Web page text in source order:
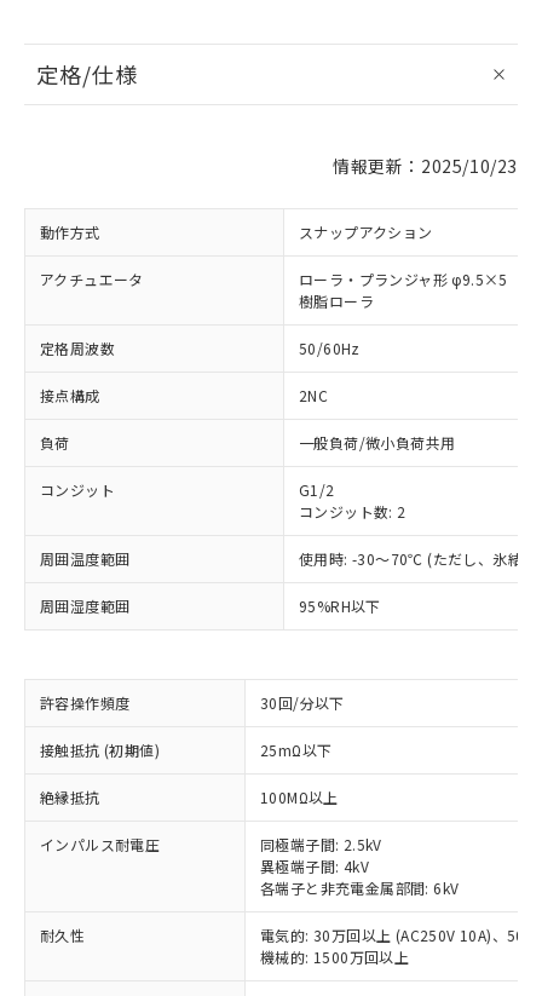
定格/仕様
情報更新：2025/10/23
動作方式 スナップアクション
アクチュエータ
ローラ・プランジャ形 φ9.5×5
樹脂ローラ
定格周波数 50/60Hz
接点構成 2NC
負荷 一般負荷/微小負荷共用
コンジット
G1/2
コンジット数: 2
周囲温度範囲 使用時: -30～70℃ (ただし、氷結し
周囲湿度範囲 95%RH以下
許容操作頻度 30回/分以下
接触抵抗 (初期値) 25mΩ以下
絶縁抵抗 100MΩ以上
インパルス耐電圧
同極端子間: 2.5kV
異極端子間: 4kV
各端子と非充電金属部間: 6kV
耐久性
電気的: 30万回以上 (AC250V 10A)、50
機械的: 1500万回以上
※1 対応状況
対応済み：EU RoHS指令（10物質）の
非含有に対応した製品が提供可能な商品で
対応予定：EU RoHS指令（10物質）の非含
有に対応した製品に切り替える予定のある